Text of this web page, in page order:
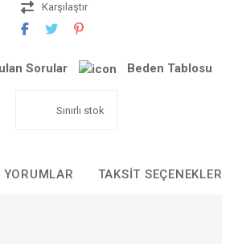
Karşılaştır
Sorular Beden Tablosu
Sınırlı stok
YORUMLAR TAKSIT SEÇENEKLERI